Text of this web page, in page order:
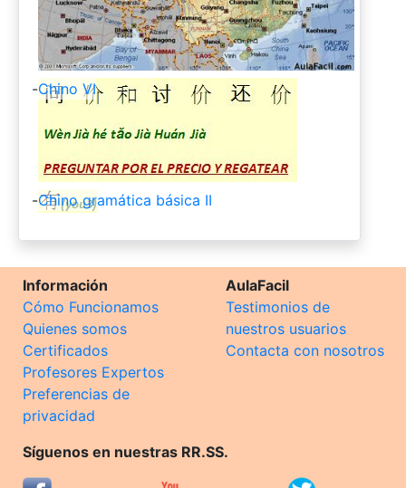
-Chino VI
-Chino gramática básica II
Información
Cómo Funcionamos
Quienes somos
Certificados
Profesores Expertos
Preferencias de
privacidad
AulaFacil
Testimonios de
nuestros usuarios
Contacta con nosotros
Síguenos en nuestras RR.SS.